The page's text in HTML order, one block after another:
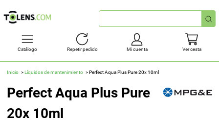
Búsqueda
rápida
Catálogo Repetir pedido Mi cuenta Ver cesta
Inicio Líquidos de mantenimiento Perfect Aqua Plus Pure 20x 10ml
Perfect Aqua Plus Pure
20x 10ml